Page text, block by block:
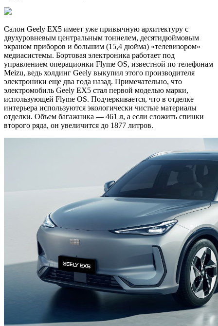
Салон Geely EX5 имеет уже привычную архитектуру с
двухуровневым центральным тоннелем, десятидюймовым
экраном приборов и большим (15,4 дюйма) «телевизором»
медиасистемы. Бортовая электроника работает под
управлением операционки Flyme OS, известной по телефонам
Meizu, ведь холдинг Geely выкупил этого производителя
электроники еще два года назад. Примечательно, что
электромобиль Geely EX5 стал первой моделью марки,
использующей Flyme OS. Подчеркивается, что в отделке
интерьера используются экологически чистые материалы
отделки. Объем багажника — 461 л, а если сложить спинки
второго ряда, он увеличится до 1877 литров.